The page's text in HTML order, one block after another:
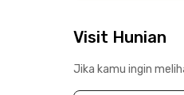
Visit Hunian
Jika kamu ingin